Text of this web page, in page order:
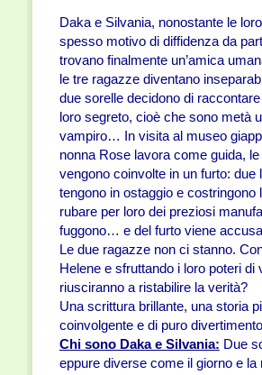
Daka e Silvania, nonostante le
spesso motivo di diffidenza da
trovano finalmente un’amica
le tre ragazze diventano
due sorelle decidono di
loro segreto, cioè che sono metà
vampiro… In visita al museo
nonna Rose lavora come guida,
vengono coinvolte in un furto: due
tengono in ostaggio e costringono
rubare per loro dei preziosi
fuggono… e del furto viene
Le due ragazze non ci stanno.
Helene e sfruttando i loro poteri di
riusciranno a ristabilire la verità?
Una scrittura brillante, una storia
coinvolgente e di puro
Chi sono Daka e Silvania: Due
eppure diverse come il giorno e la